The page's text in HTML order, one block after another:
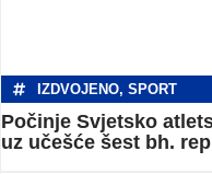
IZDVOJENO, SPORT
Počinje Svjetsko
uz učešće šest bh.